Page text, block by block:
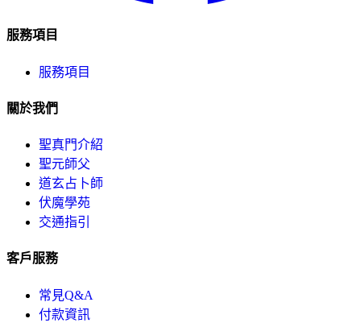
服務項目
服務項目
關於我們
聖真門介紹
聖元師父
道玄占卜師
伏魔學苑
交通指引
客戶服務
常見Q&A
付款資訊